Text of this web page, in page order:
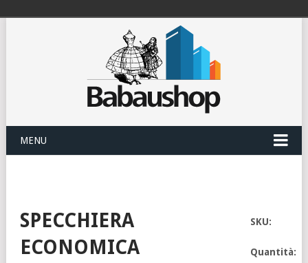
MENU
SPECCHIERA
ECONOMICA
SKU:
Quantità: